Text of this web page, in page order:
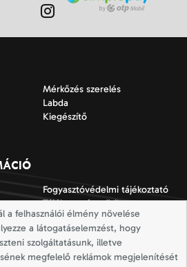
Mérkőzés szerelés
Labda
Kiegészítő
Fogyasztóvédelmi tájékoztató
Tájékoztató a sütik
alkalmazásáról
Impresszum
Mérettáblázatok
Elállás a szerződéstől
a felhasználói élmény növelése
a látogatáselemzést, hogy
szolgáltatásunk, illetve
megfelelő reklámok megjelenítését